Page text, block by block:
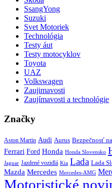
SsangYong
Suzuki
Svet Motoriek
Technológia
Testy áut
Testy motocyklov
Toyota
UAZ
Volkswagen
Zaujimavosti
Zaujímavosti a technológie
Značky
Aston Martin Audi Aurus Bezpečnosť
Ferrari Ford Honda Honda Slovensko
Jaguar Jazdené vozidlá Kia Lada Lada
Mazda Mercedes Mercedes-AMG
Motoristické